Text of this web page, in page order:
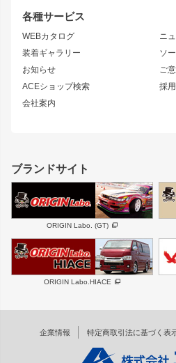
各種サービス
WEBカタログ
装着ギャラリー
お知らせ
ACEショップ検索
会社案内
ニ
ソ
ご
採
S14 シルビア 後期
S13 シルビア
180SX
シルエイティ
ロ
セ
キ
スズキ
GS350
SC
スバル 三菱
デ
軽自動車 汎用
リアウイング
ジムニーパーツ
ホイール
MUD-S7
MUD-SR7
ま
ボンネット
フェンダー
サイドパーツ
リ
メ
ハイエースパーツ
ホイール
DAYTONA-RS
エアロシリーズ
RUGGER MODEL
オーバーフェンダー ワ
ブランドサイト
ORIGIN Labo. (GT)
ORIGIN Labo.HIACE
企業情報 特定商取引法に基づく表